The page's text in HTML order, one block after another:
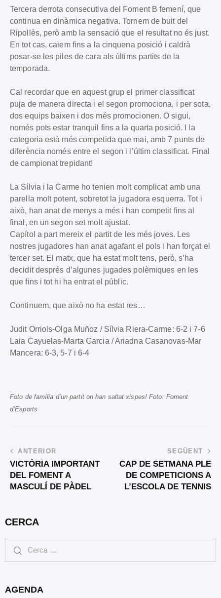
Tercera derrota consecutiva del Foment B femení, que
continua en dinàmica negativa. Tornem de buit del
Ripollès, però amb la sensació que el resultat no és just.
En tot cas, caiem fins a la cinquena posició i caldrà
posar-se les piles de cara als últims partits de la
temporada.
Cal recordar que en aquest grup el primer classificat
puja de manera directa i el segon promociona, i per sota,
dos equips baixen i dos més promocionen. O sigui,
només pots estar tranquil fins a la quarta posició. I la
categoria està més competida que mai, amb 7 punts de
diferència només entre el segon i l’últim classificat. Final
de campionat trepidant!
La Sílvia i la Carme ho tenien molt complicat amb una
parella molt potent, sobretot la jugadora esquerra. Tot i
això, han anat de menys a més i han competit fins al
final, en un segon set molt ajustat.
Capítol a part mereix el partit de les més joves. Les
nostres jugadores han anat agafant el pols i han forçat el
tercer set. El matx, que ha estat molt tens, però, s’ha
decidit després d’algunes jugades polèmiques en les
que fins i tot hi ha entrat el públic.
Continuem, que això no ha estat res…
Judit Orriols-Olga Muñoz / Sílvia Riera-Carme: 6-2 i 7-6
Laia Cayuelas-Marta Garcia / Ariadna Casanovas-Mar
Mancera: 6-3, 5-7 i 6-4
Foto de família d’un partit on han saltat xispes! Foto: Foment
d’Esports
ANTERIOR
VICTÒRIA IMPORTANT
DEL FOMENT A
MASCULÍ DE PÀDEL
SEGÜENT
CAP DE SETMANA PLE
DE COMPETICIONS A
L’ESCOLA DE TENNIS
CERCA
AGENDA